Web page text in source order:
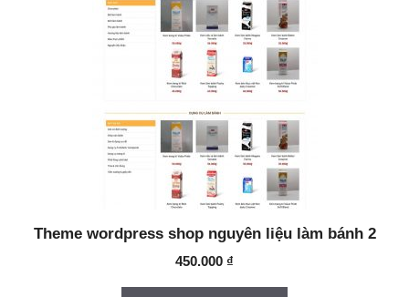
Theme wordpress shop nguyên liệu làm bánh 2
450.000 ₫